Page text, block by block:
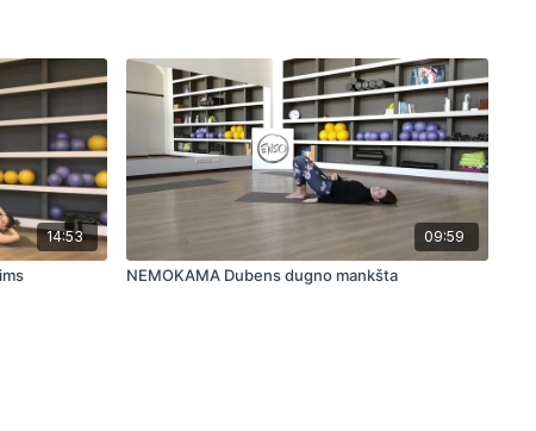
14:53 09:59
NEMOKAMA Dubens dugno mankšta